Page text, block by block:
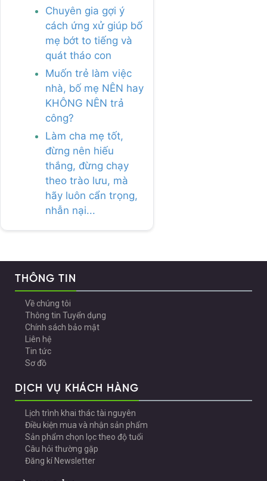
Chuyên gia gợi ý
cách ứng xử giúp bố
mẹ bớt to tiếng và
quát tháo con
Muốn trẻ làm việc
nhà, bố mẹ NÊN hay
KHÔNG NÊN trả
công?
Làm cha mẹ tốt,
đừng nên hiếu
thắng, đừng chạy
theo trào lưu, mà
hãy luôn cẩn trọng,
nhẫn nại...
THÔNG TIN
Về chúng tôi
Thông tin Tuyển dụng
Chính sách bảo mật
Liên hệ
Tin tức
Sơ đồ
DỊCH VỤ KHÁCH HÀNG
Lịch trình khai thác tài nguyên
Điều kiện mua và nhận sản phẩm
Sản phẩm chọn lọc theo độ tuổi
Câu hỏi thường gặp
Đăng kí Newsletter